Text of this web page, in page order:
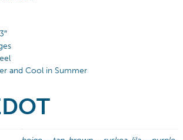
and Cool in Summer